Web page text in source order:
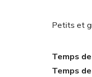
Petits et
Temps
Temps